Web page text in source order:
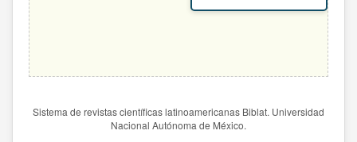
Sistema de revistas científicas latinoamericanas Biblat. Universidad
Nacional Autónoma de México.